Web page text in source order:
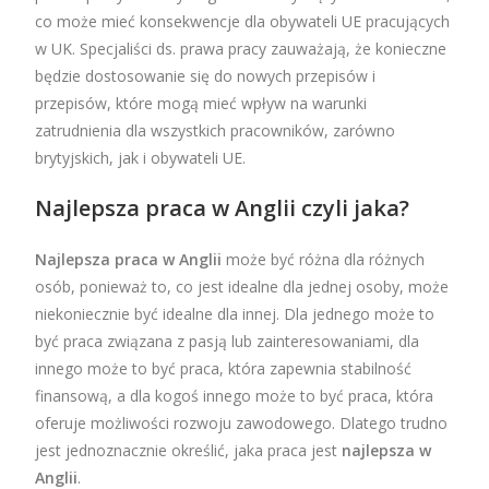
co może mieć konsekwencje dla obywateli UE pracujących
w UK. Specjaliści ds. prawa pracy zauważają, że konieczne
będzie dostosowanie się do nowych przepisów i
przepisów, które mogą mieć wpływ na warunki
zatrudnienia dla wszystkich pracowników, zarówno
brytyjskich, jak i obywateli UE.
Najlepsza praca w Anglii czyli jaka?
Najlepsza praca w Anglii może być różna dla różnych
osób, ponieważ to, co jest idealne dla jednej osoby, może
niekoniecznie być idealne dla innej. Dla jednego może to
być praca związana z pasją lub zainteresowaniami, dla
innego może to być praca, która zapewnia stabilność
finansową, a dla kogoś innego może to być praca, która
oferuje możliwości rozwoju zawodowego. Dlatego trudno
jest jednoznacznie określić, jaka praca jest najlepsza w
Anglii.